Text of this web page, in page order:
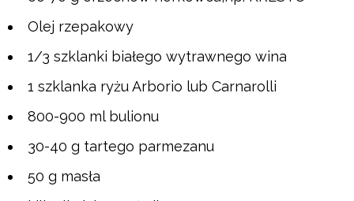
Olej rzepakowy
1/3 szklanki białego wytrawnego wina
1 szklanka ryżu Arborio lub Carnarolli
800-900 ml bulionu
30-40 g tartego parmezanu
50 g masła